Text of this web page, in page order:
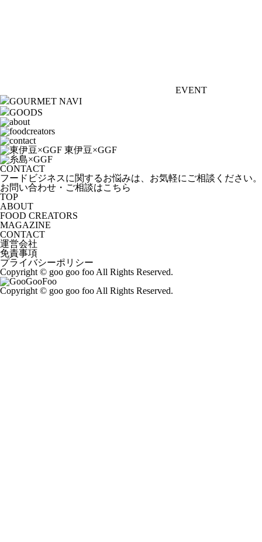
EVENT
GOURMET NAVI
GOODS
CONTACT
フードビジネスに関するお悩みは、お気軽にご相談ください。
お問い合わせ・ご相談はこちら
TOP
ABOUT
FOOD CREATORS
MAGAZINE
CONTACT
運営会社
免責事項
プライバシーポリシー
Copyright © goo goo foo All Rights Reserved.
Copyright © goo goo foo All Rights Reserved.